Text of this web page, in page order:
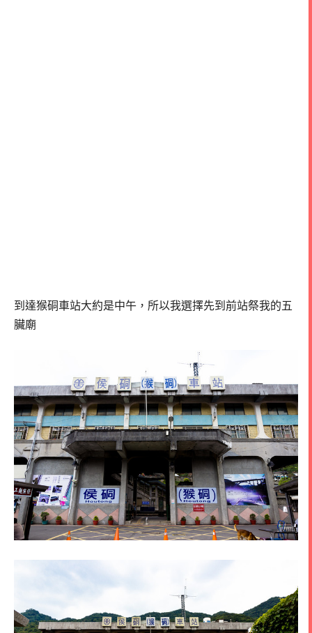
到達猴硐車站大約是中午，所以我選擇先到前站祭我的五
臟廟